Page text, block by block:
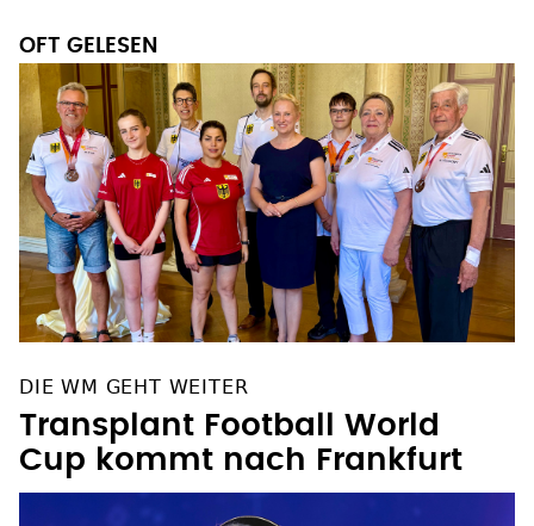
OFT GELESEN
DIE WM GEHT WEITER
Transplant Football World
Cup kommt nach Frankfurt